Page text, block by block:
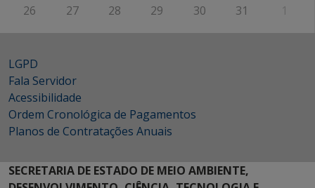
26 27 28 29 30 31 1
LGPD
Fala Servidor
Acessibilidade
Ordem Cronológica de Pagamentos
Planos de Contratações Anuais
SECRETARIA DE ESTADO DE MEIO AMBIENTE,